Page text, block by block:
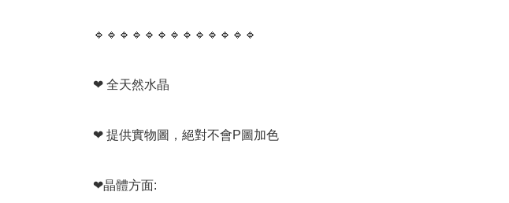
🔹️🔹️🔹️🔹️🔹️🔹️🔹️🔹️🔹️🔹️🔹️🔹️🔹️
❤ 全天然水晶
❤ 提供實物圖，絕對不會P圖加色
❤晶體方面: